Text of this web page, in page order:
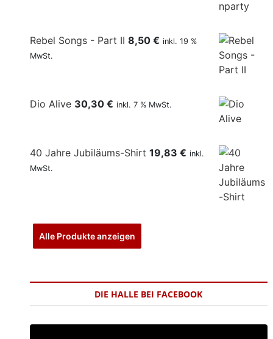
Rebel Songs - Part II 8,50 € inkl. 19 %
MwSt.
Dio Alive 30,30 € inkl. 7 % MwSt.
40 Jahre Jubiläums-Shirt 19,83 € inkl.
MwSt.
Alle Produkte anzeigen
DIE HALLE BEI FACEBOOK